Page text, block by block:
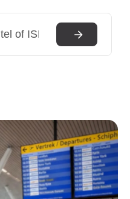
Zoeken